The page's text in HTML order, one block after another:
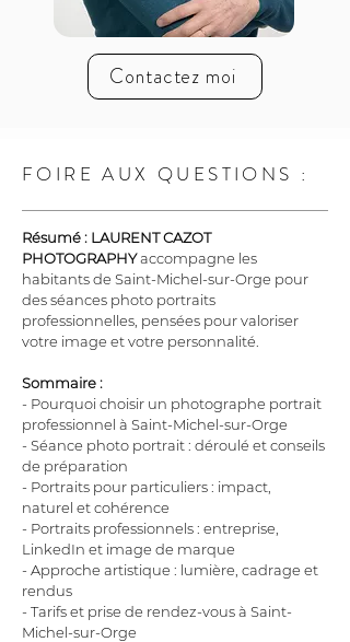
Contactez moi
FOIRE AUX QUESTIONS :
Résumé : LAURENT CAZOT
PHOTOGRAPHY accompagne les
habitants de Saint-Michel-sur-Orge pour
des séances photo portraits
professionnelles, pensées pour valoriser
votre image et votre personnalité.
Sommaire :
- Pourquoi choisir un photographe portrait
professionnel à Saint-Michel-sur-Orge
- Séance photo portrait : déroulé et conseils
de préparation
- Portraits pour particuliers : impact,
naturel et cohérence
- Portraits professionnels : entreprise,
LinkedIn et image de marque
- Approche artistique : lumière, cadrage et
rendus
- Tarifs et prise de rendez-vous à Saint-
Michel-sur-Orge